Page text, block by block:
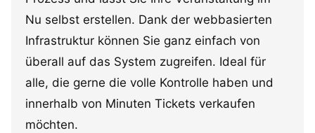
Nu selbst erstellen. Dank der webbasierten
Infrastruktur können Sie ganz einfach von
überall auf das System zugreifen. Ideal für
alle, die gerne die volle Kontrolle haben und
innerhalb von Minuten Tickets verkaufen
möchten.